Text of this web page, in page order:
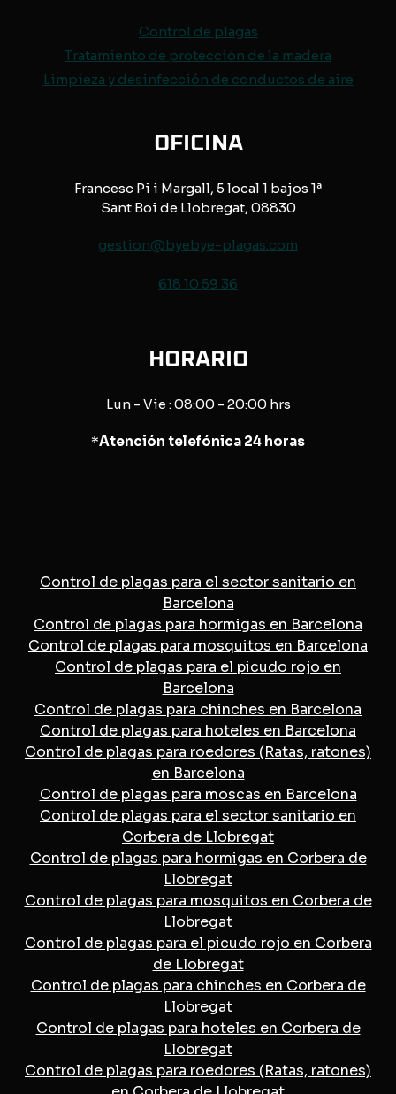
Control de plagas
Tratamiento de protección de la madera
Limpieza y desinfección de conductos de aire
OFICINA
Francesc Pi i Margall, 5 local 1 bajos 1ª
Sant Boi de Llobregat, 08830
gestion@byebye-plagas.com
618 10 59 36
HORARIO
Lun - Vie : 08:00 - 20:00 hrs
*Atención telefónica 24 horas
Control de plagas para el sector sanitario en
Barcelona
Control de plagas para hormigas en Barcelona
Control de plagas para mosquitos en Barcelona
Control de plagas para el picudo rojo en
Barcelona
Control de plagas para chinches en Barcelona
Control de plagas para hoteles en Barcelona
Control de plagas para roedores (Ratas, ratones)
en Barcelona
Control de plagas para moscas en Barcelona
Control de plagas para el sector sanitario en
Corbera de Llobregat
Control de plagas para hormigas en Corbera de
Llobregat
Control de plagas para mosquitos en Corbera de
Llobregat
Control de plagas para el picudo rojo en Corbera
de Llobregat
Control de plagas para chinches en Corbera de
Llobregat
Control de plagas para hoteles en Corbera de
Llobregat
Control de plagas para roedores (Ratas, ratones)